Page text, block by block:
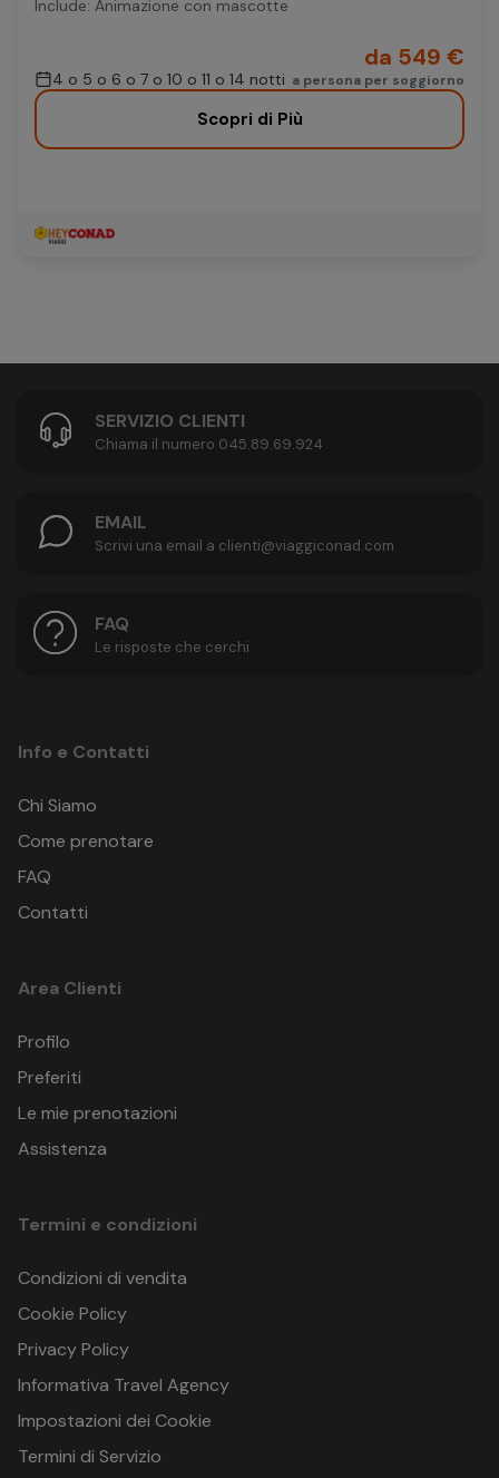
Include: Animazione con mascotte
4 o 5 o 6 o 7 o 10 o 11 o 14 notti
da 549 €
a persona per soggiorno
Scopri di Più
SERVIZIO CLIENTI
Chiama il numero 045.89.69.924
EMAIL
Scrivi una email a clienti@viaggiconad.com
FAQ
Le risposte che cerchi
Info e Contatti
Chi Siamo
Come prenotare
FAQ
Contatti
Area Clienti
Profilo
Preferiti
Le mie prenotazioni
Assistenza
Termini e condizioni
Condizioni di vendita
Cookie Policy
Privacy Policy
Informativa Travel Agency
Impostazioni dei Cookie
Termini di Servizio